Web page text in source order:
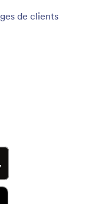
de clients